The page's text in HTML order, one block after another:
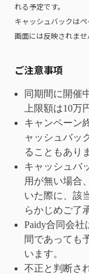
れる予定です。
キャッシュバックは
画面には反映されませ
ご注意事項
同期間に開催
上限額は10万
キャンペーン
ャッシュバッ
ることもあり
キャッシュバ
用が無い場合
いた際に、該
らかじめご了
Paidy合同会
間であっても
います。
不正と判断さ